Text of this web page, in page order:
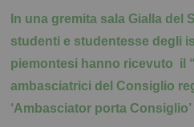
In una gremita sala Gialla del
studenti e studentesse degli
piemontesi hanno ricevuto il
ambasciatrici del Consiglio
‘Ambasciator porta Consiglio’